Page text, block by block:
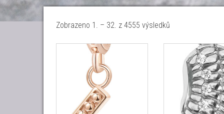
Zobrazeno 1. – 32. z 4555 výsledků